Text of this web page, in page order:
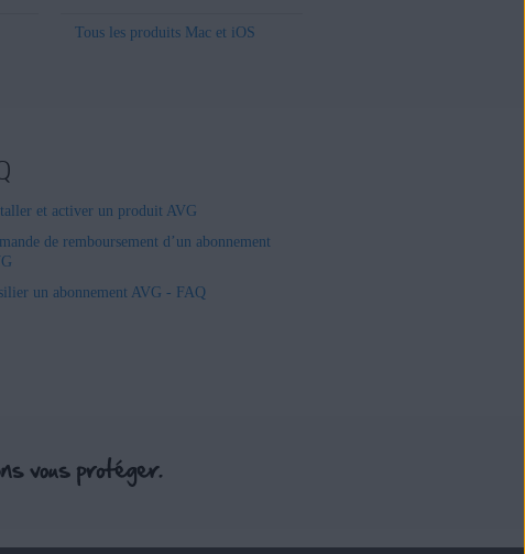
Tous les produits Mac et iOS
et activer un produit AVG
de remboursement d’un abonnement
un abonnement AVG - FAQ